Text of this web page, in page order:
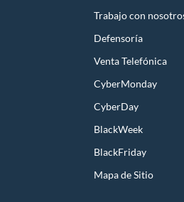
Trabajo con
Defensoría
Venta Telefónica
CyberMonday
CyberDay
BlackWeek
BlackFriday
Mapa de Sitio